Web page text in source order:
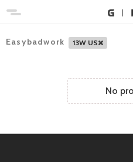
Easybadwork 13W US
No